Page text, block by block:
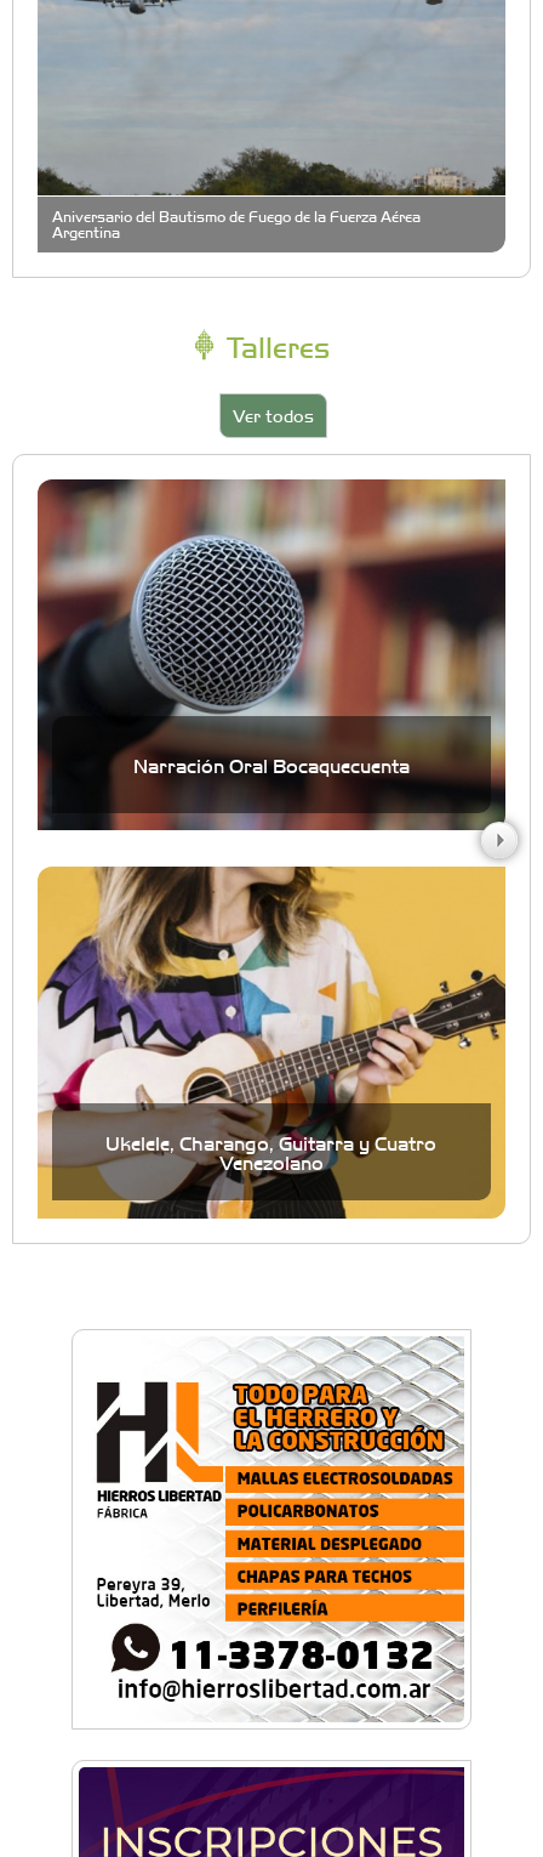
Aniversario del Bautismo de Fuego de la Fuerza Aérea
Argentina
Talleres
Ver todos
Narración Oral Bocaquecuenta
Ukelele, Charango, Guitarra y Cuatro
Venezolano